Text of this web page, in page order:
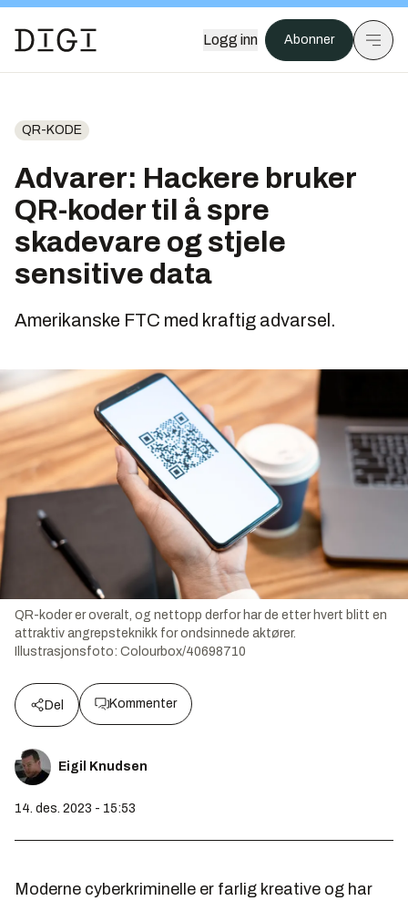
Logg inn Abonner
QR-KODE
Advarer: Hackere bruker
QR-koder til å spre
skadevare og stjele
sensitive data
Amerikanske FTC med kraftig advarsel.
QR-koder er overalt, og nettopp derfor har de etter hvert blitt en
attraktiv angrepsteknikk for ondsinnede aktører.
Illustrasjonsfoto: Colourbox/40698710
Del Kommenter
Eigil Knudsen
14. des. 2023 - 15:53
Moderne cyberkriminelle er farlig kreative og har